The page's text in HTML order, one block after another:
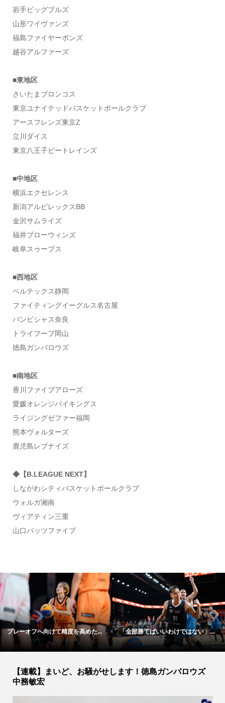
岩手ビッグブルズ
山形ワイヴァンズ
福島ファイヤーボンズ
越谷アルファーズ
■東地区
さいたまブロンコス
東京ユナイテッドバスケットボールクラブ
アースフレンズ東京Z
立川ダイス
東京八王子ビートレインズ
■中地区
横浜エクセレンス
新潟アルビレックスBB
金沢サムライズ
福井ブローウィンズ
岐阜スゥープス
■西地区
ベルテックス静岡
ファイティングイーグルス名古屋
バンビシャス奈良
トライフープ岡山
徳島ガンバロウズ
■南地区
香川ファイブアローズ
愛媛オレンジバイキングス
ライジングゼファー福岡
熊本ヴォルターズ
鹿児島レブナイズ
◆【B.LEAGUE NEXT】
しながわシティバスケットボールクラブ
ウォルガ湘南
ヴィアティン三重
山口パッツファイブ
今年はプレーオフ優勝を目指す
プレーオフ優勝を果たし「みんな...
【連載】まいど、お騒がせします！徳島ガンバロウズ
中務敏宏